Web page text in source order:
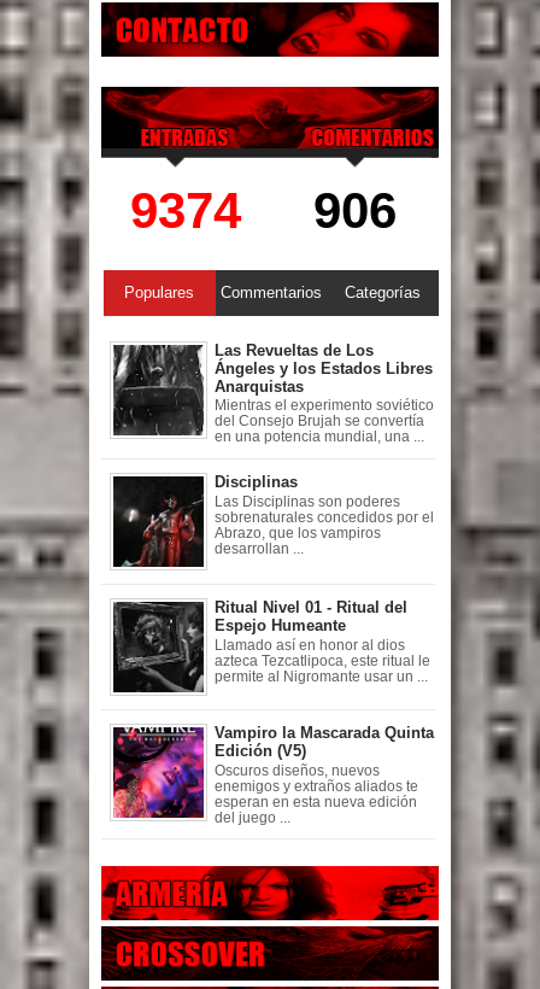
9374 906
Populares Commentarios Categorías
Las Revueltas de Los
Ángeles y los Estados Libres
Anarquistas
Mientras el experimento soviético
del Consejo Brujah se convertía
en una potencia mundial, una ...
Disciplinas
Las Disciplinas son poderes
sobrenaturales concedidos por el
Abrazo, que los vampiros
desarrollan ...
Ritual Nivel 01 - Ritual del
Espejo Humeante
Llamado así en honor al dios
azteca Tezcatlipoca, este ritual le
permite al Nigromante usar un ...
Vampiro la Mascarada Quinta
Edición (V5)
Oscuros diseños, nuevos
enemigos y extraños aliados te
esperan en esta nueva edición
del juego ...